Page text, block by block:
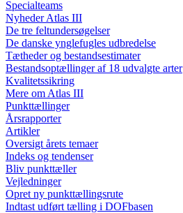
Specialteams
Nyheder Atlas III
De tre feltundersøgelser
De danske ynglefugles udbredelse
Tætheder og bestandsestimater
Bestandsoptællinger af 18 udvalgte arter
Kvalitetssikring
Mere om Atlas III
Punkttællinger
Årsrapporter
Artikler
Oversigt årets temaer
Indeks og tendenser
Bliv punkttæller
Vejledninger
Opret ny punkttællingsrute
Indtast udført tælling i DOFbasen